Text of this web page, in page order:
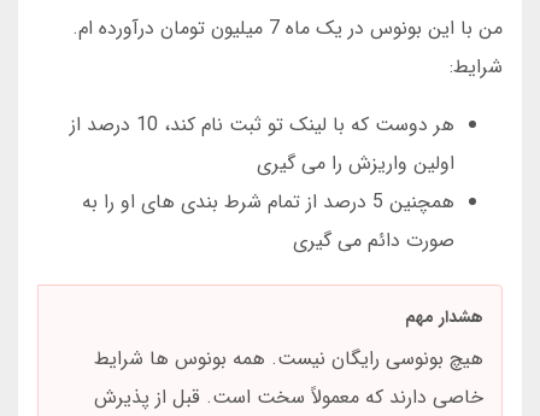
من با این بونوس در یک ماه 7 میلیون تومان درآورده ام.
شرایط:
هر دوست که با لینک تو ثبت نام کند، 10 درصد از
اولین واریزش را می گیری
همچنین 5 درصد از تمام شرط بندی های او را به
صورت دائم می گیری
هشدار مهم
هیچ بونوسی رایگان نیست. همه بونوس ها شرایط
خاصی دارند که معمولاً سخت است. قبل از پذیرش